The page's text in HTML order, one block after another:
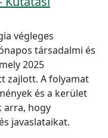
végleges
társadalmi és
2025
zajlott. A folyamat
és a kerület
arra, hogy
javaslataikat.